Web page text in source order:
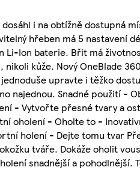
i na obtížně dostupná
hřeben má 5 nastavení
Ion baterie. Břit má
kůže. Nový OneBlade
upravte i těžko
najednou. Snadné použití -
- Vytvořte přesné tvary a
oholení - Oholte to -
holení - Dejte tomu tvar
tváře. Dokáže oholit
snadnější a